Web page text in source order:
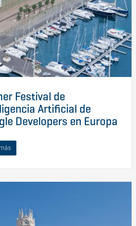
Festival de
Artificial de
Developers en Europa